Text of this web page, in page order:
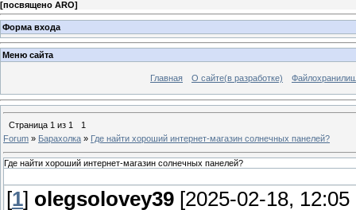
[посвящено ARO]
Форма входа
Меню сайта
Главная О сайте(в разработке)
Страница 1 из 1
1
Forum » Барахолка » Где найти хороший интернет-магазин солнечных панелей?
Где найти хороший интернет-магазин солнечных панелей?
[1] olegsolovey39 [2025-02-18, 12:05